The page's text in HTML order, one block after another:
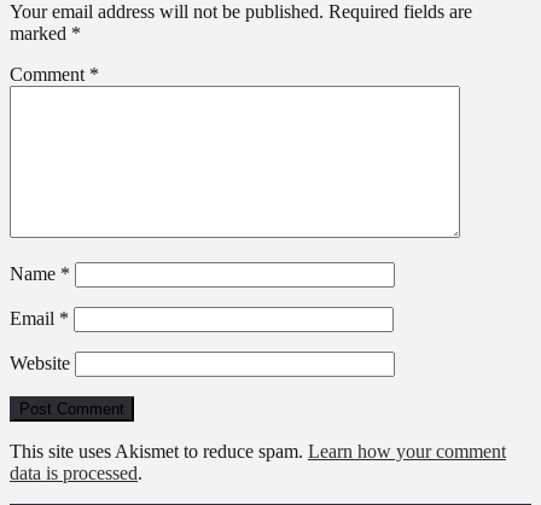
Your email address will not be published. Required fields are
marked *
Comment *
Name *
Email *
Website
This site uses Akismet to reduce spam. Learn how your comment
data is processed.